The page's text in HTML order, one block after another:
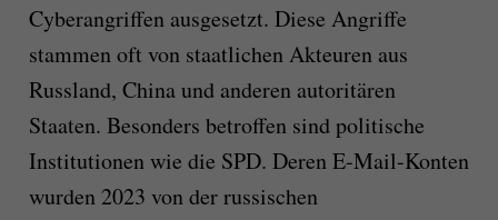
Cyberangriffen ausgesetzt. Diese Angriffe
stammen oft von staatlichen Akteuren aus
Russland, China und anderen autoritären
Staaten. Besonders betroffen sind politische
Institutionen wie die SPD. Deren E-Mail-Konten
wurden 2023 von der russischen